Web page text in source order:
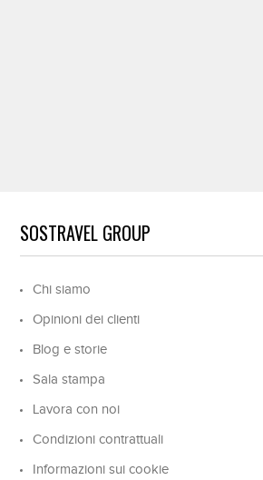
SOSTRAVEL GROUP
Chi siamo
Opinioni dei clienti
Blog e storie
Sala stampa
Lavora con noi
Condizioni contrattuali
Informazioni sui cookie